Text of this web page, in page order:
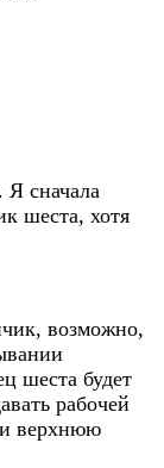
Я сначала
шеста, хотя
возможно,
шеста будет
рабочей
верхнюю